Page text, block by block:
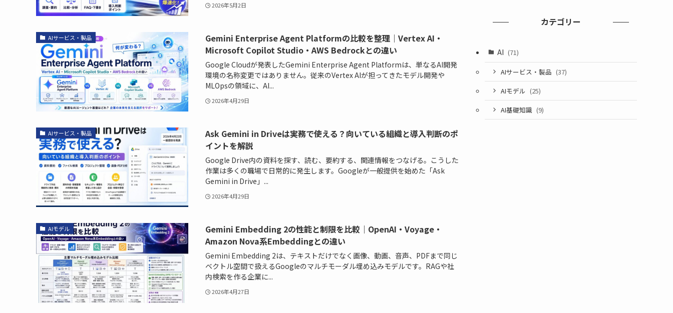
2026年5月2日
AIサービス・製品
Gemini Enterprise Agent Platformの比較を整理｜Vertex AI・
Microsoft Copilot Studio・AWS Bedrockとの違い
Google Cloudが発表したGemini Enterprise Agent Platformは、単なるAI開発
環境の名称変更ではありません。従来のVertex AIが担ってきたモデル開発や
MLOpsの領域に、AI...
2026年4月29日
AIサービス・製品
Ask Gemini in Driveは実務で使える？向いている組織と導入判断のポ
イントを解説
Google Drive内の資料を探す、読む、要約する、関連情報をつなげる。こうした
作業は多くの職場で日常的に発生します。Googleが一般提供を始めた「Ask
Gemini in Drive」...
2026年4月29日
AIモデル
Gemini Embedding 2の性能と制限を比較｜OpenAI・Voyage・
Amazon Nova系Embeddingとの違い
Gemini Embedding 2は、テキストだけでなく画像、動画、音声、PDFまで同じ
ベクトル空間で扱えるGoogleのマルチモーダル埋め込みモデルです。RAGや社
内検索を作る企業に...
2026年4月27日
カテゴリー
AI (71)
AIサービス・製品 (37)
AIモデル (25)
AI基礎知識 (9)